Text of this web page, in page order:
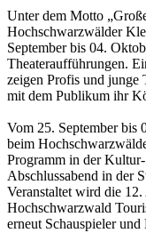
Unter dem Motto
Hochschwarzwälder
September bis 04.
Theateraufführungen.
zeigen Profis und junge
mit dem Publikum ihr
Vom 25. September bis
beim
Programm in der
Abschlussabend in der
Veranstaltet wird die
Hochschwarzwald
erneut Schauspieler